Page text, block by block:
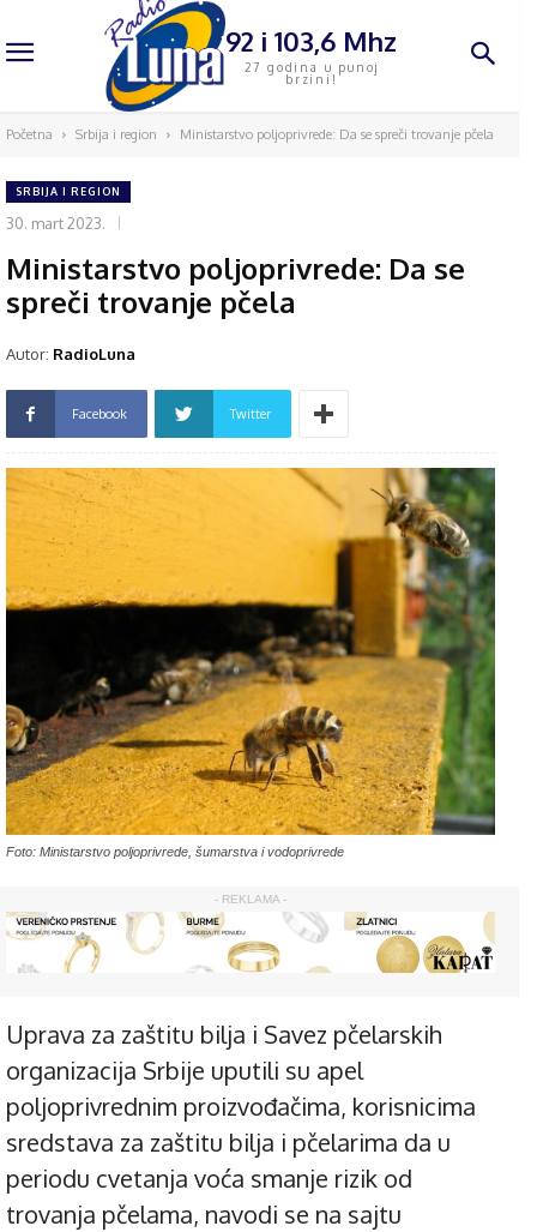
92 i 103,6 Mhz
27 godina u punoj
brzini!
Početna Srbija i region Ministarstvo poljoprivrede: Da se spreči trovanje pčela
SRBIJA I REGION
30. mart 2023.
Ministarstvo poljoprivrede: Da se
spreči trovanje pčela
Autor: RadioLuna
Facebook Twitter
Foto: Ministarstvo poljoprivrede, šumarstva i vodoprivrede
- REKLAMA -
Uprava za zaštitu bilja i Savez pčelarskih
organizacija Srbije uputili su apel
poljoprivrednim proizvođačima, korisnicima
sredstava za zaštitu bilja i pčelarima da u
periodu cvetanja voća smanje rizik od
trovanja pčelama, navodi se na sajtu